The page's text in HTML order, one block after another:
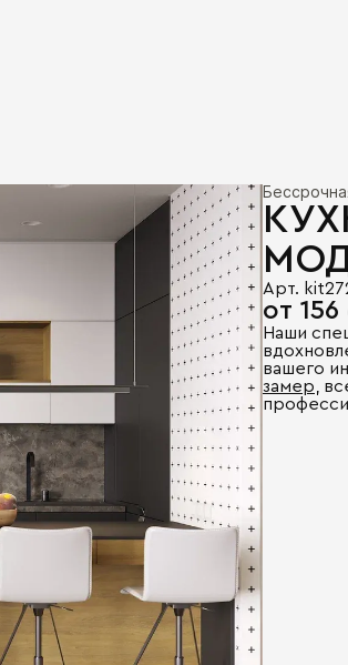
Арт.
от
Наши
вашего
замер ,